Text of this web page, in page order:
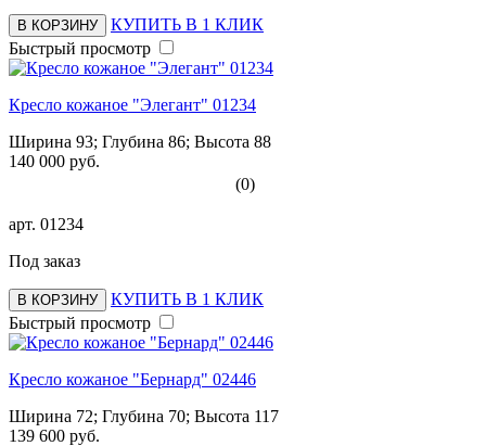
В КОРЗИНУ
КУПИТЬ В 1 КЛИК
Быстрый просмотр
Кресло кожаное "Элегант" 01234
Ширина 93; Глубина 86; Высота 88
140 000 руб.
(0)
арт. 01234
Под заказ
В КОРЗИНУ
КУПИТЬ В 1 КЛИК
Быстрый просмотр
Кресло кожаное "Бернард" 02446
Ширина 72; Глубина 70; Высота 117
139 600 руб.